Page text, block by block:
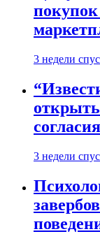
3 недели
3 недели